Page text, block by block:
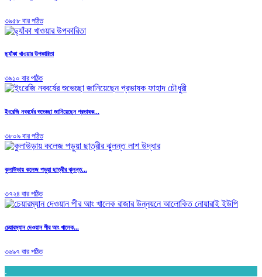
৩৯৫৮ বার পঠিত
ছ্যাঁকা খাওয়ার উপকারিতা
৩৯১০ বার পঠিত
ইংরেজি নববর্ষের শুভেচ্ছা জানিয়েছেন প্রভাষক...
৩৮০৯ বার পঠিত
কুলাউড়ায় কলেজ পড়ুয়া ছাত্রীর ঝুলন্ত...
৩৭২৪ বার পঠিত
চেয়ারম্যান দেওয়ান পীর আং খালেক...
৩৬৯৭ বার পঠিত
.